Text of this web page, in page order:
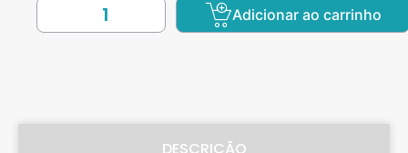
Adicionar ao carrinho